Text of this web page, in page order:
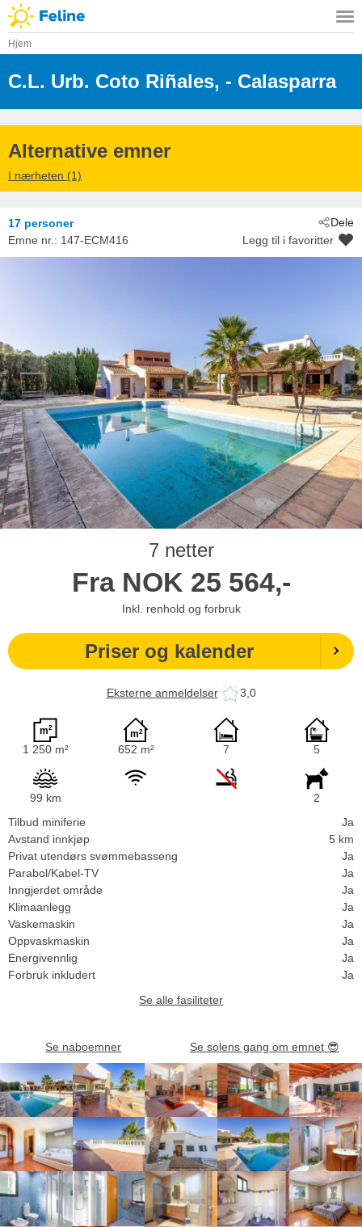
Hjem
C.L. Urb. Coto Riñales,
- 30420
- Calasparra
Alternative emner
I nærheten (1)
Dele
17 personer
Emne nr.: 147-ECM416 Legg til i favoritter
7 netter
Fra NOK 25 564,-
Inkl. renhold og forbruk
Priser og kalender
Eksterne anmeldelser 3,0
1 250 m² 652 m² 7 5
99 km
2
Tilbud miniferie
Ja
Avstand innkjøp
5 km
Privat utendørs svømmebasseng
Ja
Parabol/Kabel-TV
Ja
Inngjerdet område
Ja
Klimaanlegg
Ja
Vaskemaskin
Ja
Oppvaskmaskin
Ja
Energivennlig
Ja
Forbruk inkludert
Ja
Se alle fasiliteter
Se naboemner Se solens gang om emnet 😎